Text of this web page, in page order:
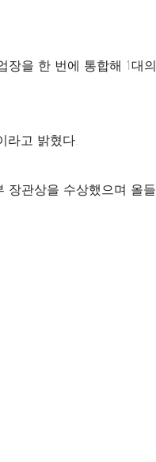
을 한 번에 통합해 1대
라고 밝혔다.
관상을 수상했으며 올